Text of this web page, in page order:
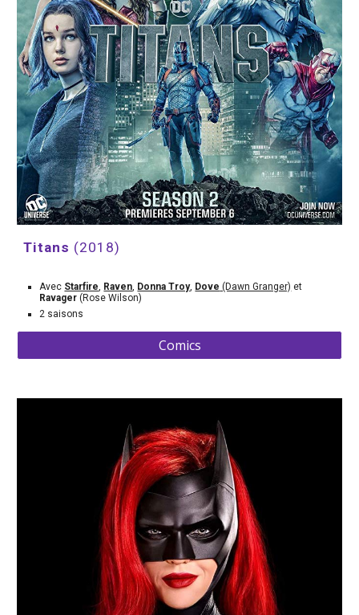
Titans (2018)
Avec Starfire, Raven, Donna Troy, Dove (Dawn Granger)
Ravager (Rose Wilson)
2 saisons
Comics